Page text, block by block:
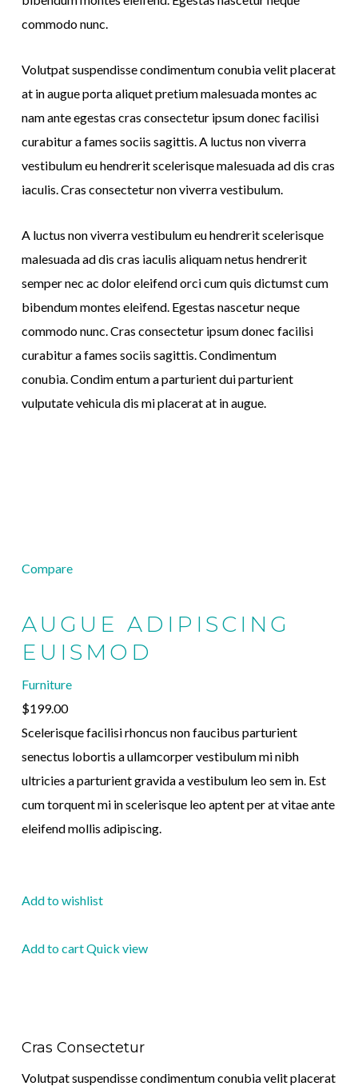
commodo nunc.
Volutpat suspendisse condimentum conubia velit placerat
at in augue porta aliquet pretium malesuada montes ac
nam ante egestas cras consectetur ipsum donec facilisi
curabitur a fames sociis sagittis. A luctus non viverra
vestibulum eu hendrerit scelerisque malesuada ad dis cras
iaculis. Cras consectetur non viverra vestibulum.
A luctus non viverra vestibulum eu hendrerit scelerisque
malesuada ad dis cras iaculis aliquam netus hendrerit
semper nec ac dolor eleifend orci cum quis dictumst cum
bibendum montes eleifend. Egestas nascetur neque
commodo nunc. Cras consectetur ipsum donec facilisi
curabitur a fames sociis sagittis. Condimentum
conubia. Condim entum a parturient dui parturient
vulputate vehicula dis mi placerat at in augue.
Compare
AUGUE ADIPISCING
EUISMOD
Furniture
$199.00
Scelerisque facilisi rhoncus non faucibus parturient
senectus lobortis a ullamcorper vestibulum mi nibh
ultricies a parturient gravida a vestibulum leo sem in. Est
cum torquent mi in scelerisque leo aptent per at vitae ante
eleifend mollis adipiscing.
Add to wishlist
Add to cartQuick view
Cras Consectetur
Volutpat suspendisse condimentum conubia velit placerat